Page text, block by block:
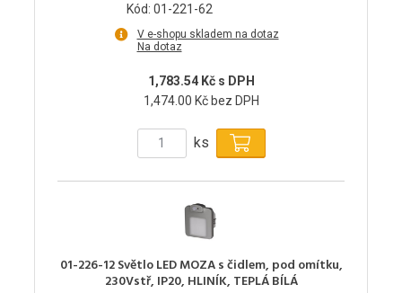
Kód: 01-221-62
V e-shopu skladem na dotaz
Na dotaz
1,783.54 Kč s DPH
1,474.00 Kč bez DPH
ks
01-226-12 Světlo LED MOZA s čidlem, pod omítku,
230Vstř, IP20, HLINÍK, TEPLÁ BÍLÁ